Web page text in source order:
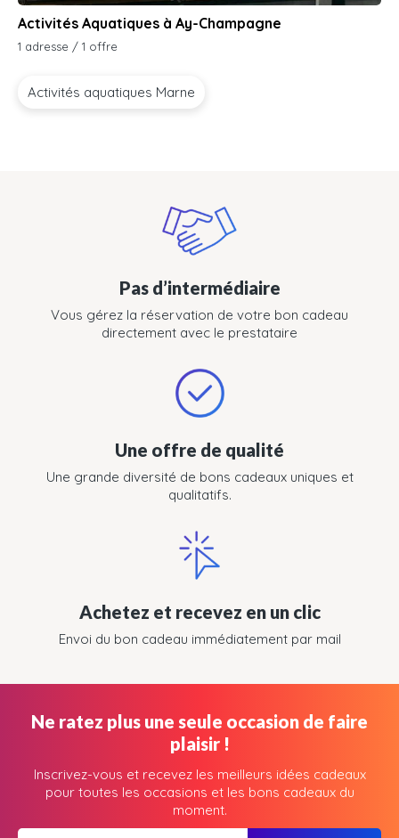
Activités Aquatiques à Ay-Champagne
1 adresse / 1 offre
Activités aquatiques Marne
Pas d’intermédiaire
Vous gérez la réservation de votre bon cadeau
directement avec le prestataire
Une offre de qualité
Une grande diversité de bons cadeaux uniques et
qualitatifs.
Achetez et recevez en un clic
Envoi du bon cadeau immédiatement par mail
Ne ratez plus une seule occasion de faire
plaisir !
Inscrivez-vous et recevez les meilleurs idées cadeaux
pour toutes les occasions et les bons cadeaux du
moment.